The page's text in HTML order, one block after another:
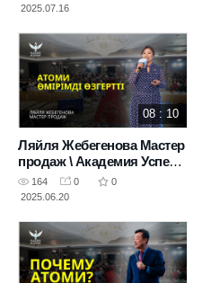
2025.07.16
08 : 10
Ляйля Жебегенова Мастер
продаж \ Академия Успеха
Атоми в Астане 10.05.2025
164 0
0
2025.06.20